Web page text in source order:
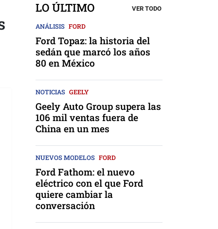
LO ÚLTIMO VER TODO
ANÁLISIS FORD
Ford Topaz: la historia del
sedán que marcó los años
80 en México
NOTICIAS GEELY
Geely Auto Group supera las
106 mil ventas fuera de
China en un mes
NUEVOS MODELOS FORD
Ford Fathom: el nuevo
eléctrico con el que Ford
quiere cambiar la
conversación